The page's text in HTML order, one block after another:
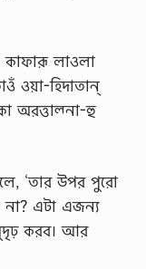
কাফারূ লাওলা
ওয়া-হিদাতান্
অরত্তাল্না-হু
‘তার উপর পুরো
এটা এজন্য
করব। আর